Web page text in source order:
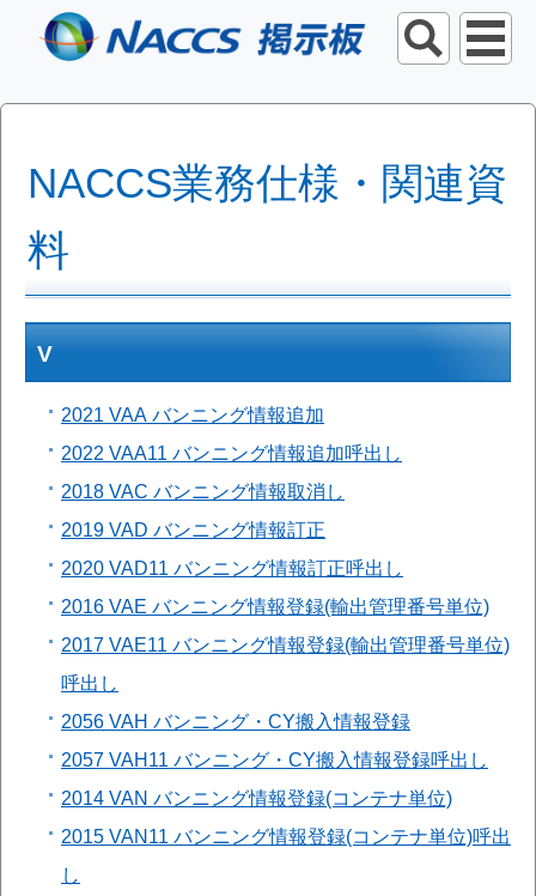
NACCS業務仕様・関連資
料
V
2021 VAA バンニング情報追加
2022 VAA11 バンニング情報追加呼出し
2018 VAC バンニング情報取消し
2019 VAD バンニング情報訂正
2020 VAD11 バンニング情報訂正呼出し
2016 VAE バンニング情報登録(輸出管理番号単位)
2017 VAE11 バンニング情報登録(輸出管理番号単位)
呼出し
2056 VAH バンニング・CY搬入情報登録
2057 VAH11 バンニング・CY搬入情報登録呼出し
2014 VAN バンニング情報登録(コンテナ単位)
2015 VAN11 バンニング情報登録(コンテナ単位)呼出
し